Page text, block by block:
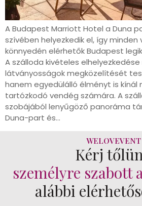
A Budapest Marriott Hotel a Duna
szívében helyezkedik el, így
könnyedén elérhetők Budapest
A szálloda kivételes
látványosságok megközelítését
hanem egyedülálló élményt is kínál
tartózkodó vendég számára. A
szobájából lenyűgöző panoráma
Duna-part és…
WELOVEVENT
Kérj
személyre szabott
alábbi